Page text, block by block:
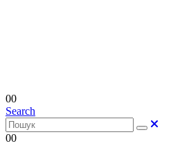
00
Search
00